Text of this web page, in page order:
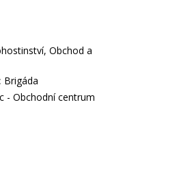
Obchod a
Brigáda
- Obchodní centrum